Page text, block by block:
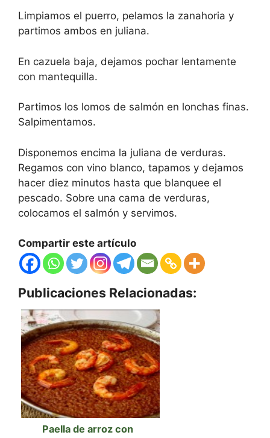
Limpiamos el puerro, pelamos la zanahoria y
partimos ambos en juliana.
En cazuela baja, dejamos pochar lentamente
con mantequilla.
Partimos los lomos de salmón en lonchas finas.
Salpimentamos.
Disponemos encima la juliana de verduras.
Regamos con vino blanco, tapamos y dejamos
hacer diez minutos hasta que blanquee el
pescado. Sobre una cama de verduras,
colocamos el salmón y servimos.
Compartir este artículo
Publicaciones Relacionadas:
Paella de arroz con